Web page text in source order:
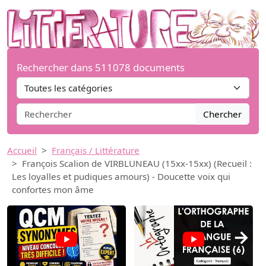
Rechercher dans 511078 documents
Chercher
Accueil
Français / Littérature
François Scalion de VIRBLUNEAU (15xx-15xx) (Recueil :
Les loyalles et pudiques amours) - Doucette voix qui
confortes mon âme
→